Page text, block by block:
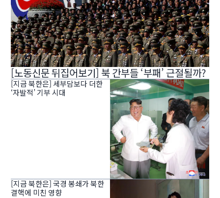
[노동신문 뒤집어보기] 북 간부들 ‘부패’ 근절될까?
[지금 북한은] 세부담보다 더한
‘자발적’ 기부 시대
[지금 북한은] 국경 봉쇄가 북한
결핵에 미친 영향